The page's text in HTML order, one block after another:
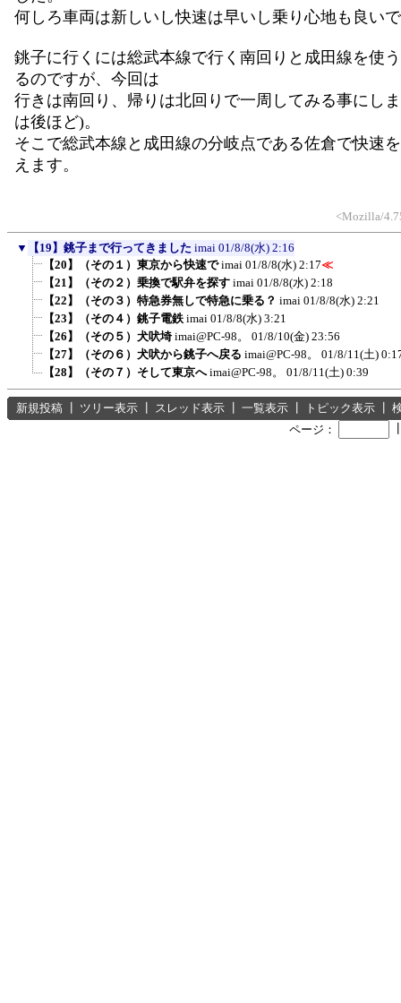
何しろ車両は新しいし快速は早いし乗り心地も良い
銚子に行くには総武本線で行く南回りと成田線を使
るのですが、今回は
行きは南回り、帰りは北回りで一周してみる事にし
は後ほど)。
そこで総武本線と成田線の分岐点である佐倉で快速
えます。
<Mozilla/
▼ 【19】銚子まで行ってきました imai 01/8/8(水) 2:16
【20】（その１）東京から快速でimai 01/8/8(水) 2:17≪
【21】（その２）乗換で駅弁を探す imai 01/8/8(水) 2:18
【22】（その３）特急券無しで特急に乗る？ imai 01/8/8(水) 2:21
【23】（その４）銚子電鉄 imai 01/8/8(水) 3:21
【26】（その５）犬吠埼imai@PC-98。 01/8/10(金) 23:56
【27】（その６）犬吠から銚子へ戻る imai@PC-98。 01/8/11(土)
【28】（その７）そして東京へimai@PC-98。 01/8/11(土) 0:39
新規投稿 ツリー表示 スレッド表示 一覧表示 トピック表示
ページ：